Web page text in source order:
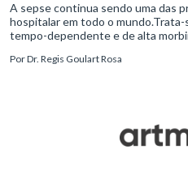
A sepse continua sendo uma das
hospitalar em todo o mundo.Trata-
tempo-dependente e de alta
para o desfe
PorDr. Regis Goulart Rosa